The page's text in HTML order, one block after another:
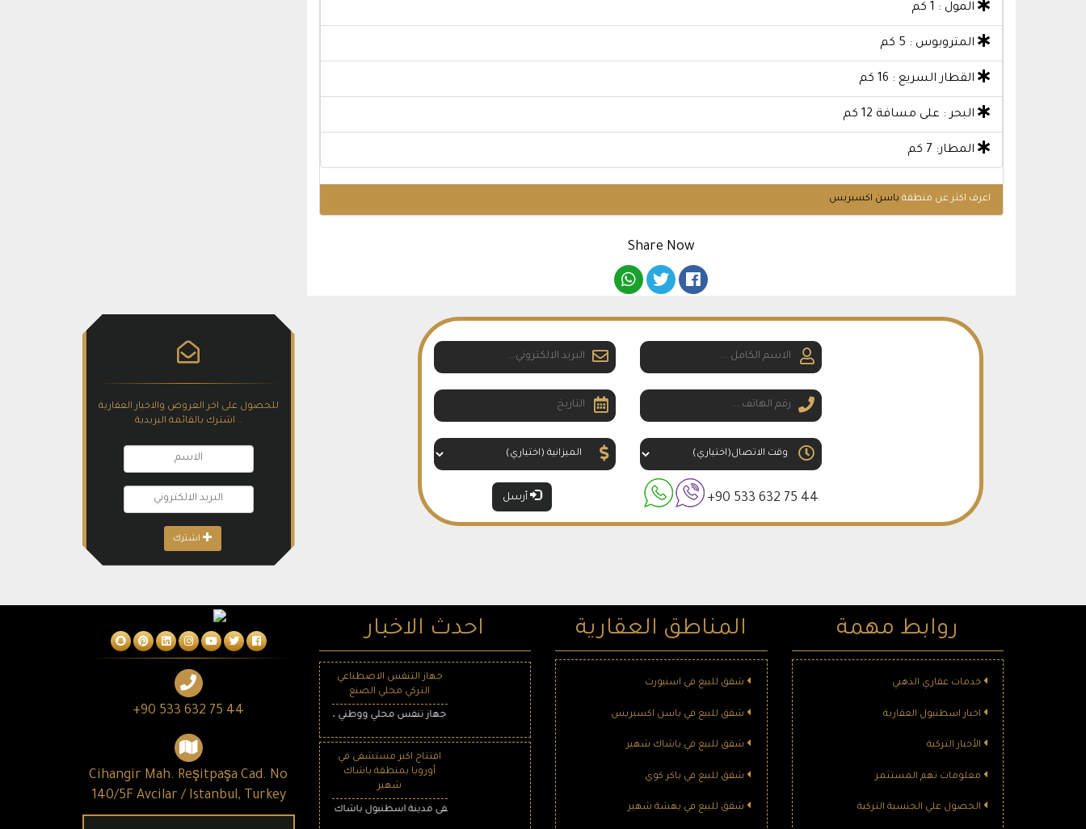
المول : 1 كم
المتروبوس : 5 كم
القطار السريع : 16 كم
البحر : على مسافة 12 كم
المطار: 7 كم
اعرف اكثر عن منطقة باسن اكسبريس
Share Now
+90 533 632 75 44
للحصول على اخر العروض والاخبار العقارية
.. اشترك بالقائمة البريدية
اشترك
روابط مهمة
خدمات عقاري الذهبي
اخبار اسطنبول العقارية
الأخبار التركية
معلومات تهم المستثمر
الحصول علي الجنسية التركية
المناطق العقارية
شقق للبيع في اسنيورت
شقق للبيع في باسن اكسبريس
شقق للبيع في باشاك شهير
شقق للبيع في باكر كوي
شقق للبيع في بهشة شهير
احدث الاخبار
جهاز التنفس الاصطناعي
التركي محلي الصنع
قامت تركيا بتسليم أول 100 جهاز تنفس محلي ووطني ، والتي وصلت إلى مرحلة الإنتاج الضخم بعمل 4 شركات تركية
افتتاح اكبر مستشفى في
أوروبا بمنطقة باشاك
شهير
تم افتتاح المرحلة الأولى من مستشفى مدينة اسطنبول باشاك شهير ، والتي تبلغ مساحته الداخلية حوالي مليون متر مربع وسعة 2682 سريرًا
+90 533 632 75 44
Cihangir Mah. Reşitpaşa Cad. No
140/5F Avcilar / Istanbul, Turkey